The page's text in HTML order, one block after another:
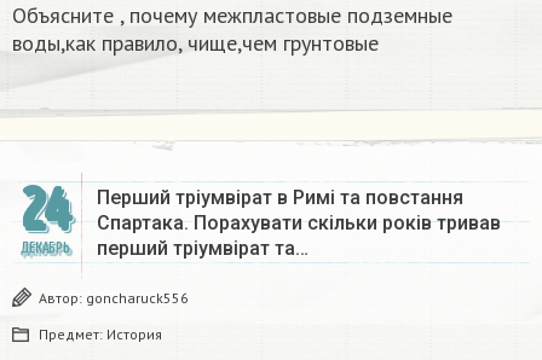
Объясните , почему межпластовые подземные
воды,как правило, чище,чем грунтовые​
24
ДЕКАБРЬ
Перший тріумвірат в Римі та повстання
Спартака. Порахувати скільки років тривав
перший тріумвірат та…
Автор: goncharuck556
Предмет: История